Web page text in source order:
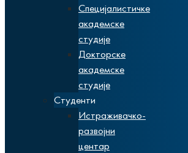
Специјалистичке
академске
студије
Докторске
академске
студије
Студенти
Истраживачко-
развојни
центар